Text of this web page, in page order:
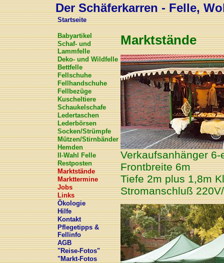
Der Schäferkarren - Felle,
Startseite
Babyartikel
Schaf- und
Lammfelle
Deko- und Wildfelle
Bettfelle
Fellschuhe
Fellhandschuhe
Fellbezüge
Kuscheltiere
Schaukelschafe
Ledertaschen
Lederbörsen
Socken/Strümpfe
Mützen/Stirnbänder
Hemden
II-Wahl Felle
Restposten
Marktstände
Markttermine
Jobs
Links
Ökologie
Hilfe
Kontakt
Pflegetipps &
Fellinfo
AGB
"Reise-Fotos"
"Markt-Fotos
Marktstände
Verkaufsanhänger 6-
Frontbreite 6m
Tiefe 2m plus 1,8m
Stromanschluß